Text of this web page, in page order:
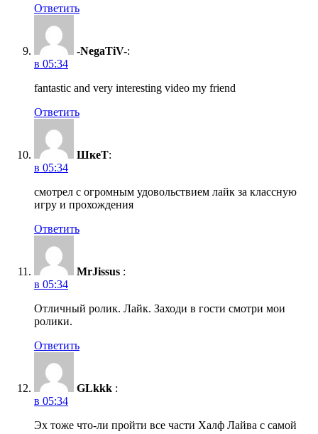
Ответить
-NegaTiV-:
в 05:34
fantastic and very interesting video my friend
Ответить
ШкеТ:
в 05:34
смотрел с огромным удовольствием лайк за классную
игру и прохождения
Ответить
MrJissus :
в 05:34
Отличный ролик. Лайк. Заходи в гости смотри мои
ролики.
Ответить
GLkkk :
в 05:34
Эх тоже что-ли пройти все части Халф Лайва с самой